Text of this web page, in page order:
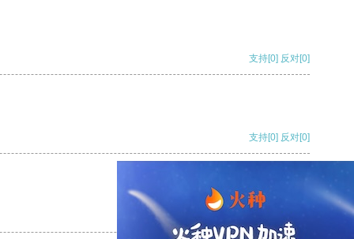
支持[0] 反对[0]
支持[0] 反对[0]